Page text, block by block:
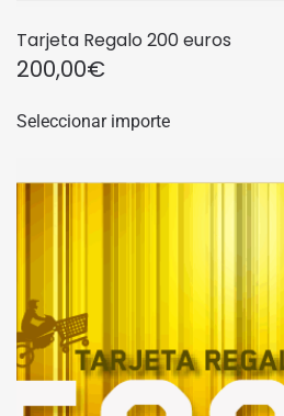
Tarjeta Regalo 200 euros
200,00€
Seleccionar importe